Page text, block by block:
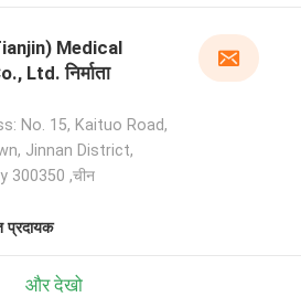
Medical
Ltd. निर्माता
No. 15, Kaituo Road,
Jinnan District,
300350 ,चीन
प्रदायक
और देखो